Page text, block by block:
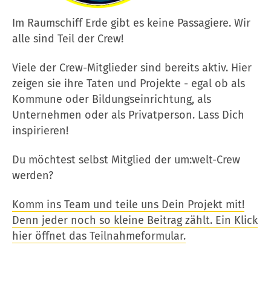
Im Raumschiff Erde gibt es keine Passagiere. Wir
alle sind Teil der Crew!
Viele der Crew-Mitglieder sind bereits aktiv. Hier
zeigen sie ihre Taten und Projekte - egal ob als
Kommune oder Bildungseinrichtung, als
Unternehmen oder als Privatperson. Lass Dich
inspirieren!
Du möchtest selbst Mitglied der um:welt-Crew
werden?
Komm ins Team und teile uns Dein Projekt mit!
Denn jeder noch so kleine Beitrag zählt. Ein Klick
hier öffnet das Teilnahmeformular.